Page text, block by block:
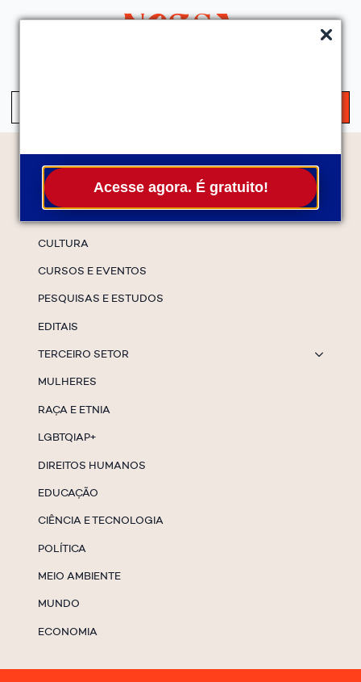
Acesse agora. É gratuito!
Temas
CULTURA
CURSOS E EVENTOS
PESQUISAS E ESTUDOS
EDITAIS
TERCEIRO SETOR
MULHERES
RAÇA E ETNIA
LGBTQIAP+
DIREITOS HUMANOS
EDUCAÇÃO
CIÊNCIA E TECNOLOGIA
POLÍTICA
MEIO AMBIENTE
MUNDO
ECONOMIA